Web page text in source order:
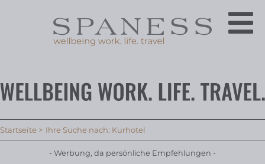
Startseite Ihre Suche nach: Kurhotel
- Werbung, da persönliche Empfehlungen -